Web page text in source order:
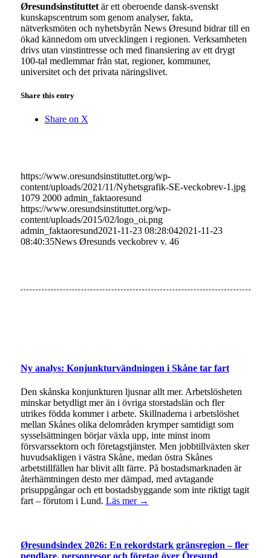
Øresundsinstituttetär ett oberoende dansk-svenskt
kunskapscentrum som genom analyser, fakta,
nätverksmöten och nyhetsbyrån News Øresund bidrar till en
ökad kännedom om utvecklingen i regionen. Verksamheten
drivs utan vinstintresse och med finansiering av ett drygt
100-tal medlemmar från stat, regioner, kommuner,
universitet och det privata näringslivet.
Share this entry
Share on X
https://www.oresundsinstituttet.org/wp-
content/uploads/2021/11/Nyhetsgrafik-SE-veckobrev-1.jpg
1079 2000 admin_faktaoresund
https://www.oresundsinstituttet.org/wp-
content/uploads/2015/02/logo_oi.png
admin_faktaoresund2021-11-23 08:28:042021-11-23
08:40:35News Øresunds veckobrev v. 46
Ny analys: Konjunkturvändningen i Skåne tar fart
Den skånska konjunkturen ljusnar allt mer. Arbetslösheten
minskar betydligt mer än i övriga storstadslän och fler
utrikes födda kommer i arbete. Skillnaderna i arbetslöshet
mellan Skånes olika delområden krymper samtidigt som
sysselsättningen börjar växla upp, inte minst inom
försvarssektorn och företagstjänster. Men jobbtillväxten sker
huvudsakligen i västra Skåne, medan östra Skånes
arbetstillfällen har blivit allt färre. På bostadsmarknaden är
återhämtningen desto mer dämpad, med avtagande
prisuppgångar och ett bostadsbyggande som inte riktigt tagit
fart – förutom i Lund. Läs mer →
Øresundsindex 2026: En rekordstark gränsregion – fler